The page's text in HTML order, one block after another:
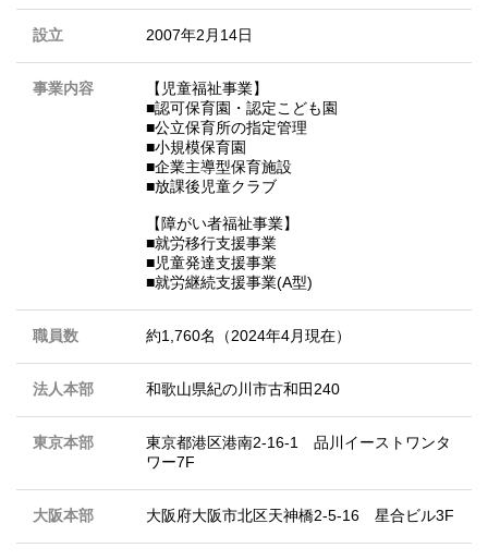
設立 2007年2月14日
事業内容
【児童福祉事業】
■認可保育園・認定こども園
■公立保育所の指定管理
■小規模保育園
■企業主導型保育施設
■放課後児童クラブ
【障がい者福祉事業】
■就労移行支援事業
■児童発達支援事業
■就労継続支援事業(A型)
職員数 約1,760名（2024年4月現在）
法人本部 和歌山県紀の川市古和田240
東京本部
東京都港区港南2-16-1 品川イーストワンタ
ワー7F
大阪本部 大阪府大阪市北区天神橋2-5-16 星合ビル3F